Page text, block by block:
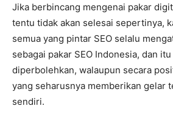
Jika berbincang mengenai pakar
tentu tidak akan selesai sepertinya,
semua yang pintar SEO selalu
sebagai pakar SEO Indonesia, dan itu
diperbolehkan, walaupun secara
yang seharusnya memberikan gelar
sendiri.